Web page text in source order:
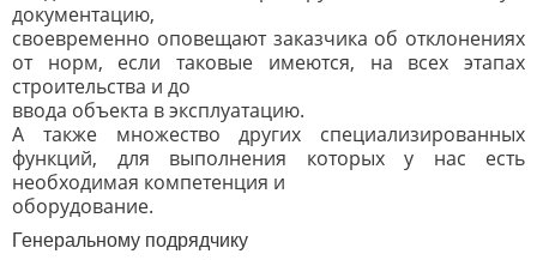
документацию,
своевременно оповещают заказчика об отклонениях
от норм, если таковые имеются, на всех этапах
строительства и до
ввода объекта в эксплуатацию.
А также множество других специализированных
функций, для выполнения которых у нас есть
необходимая компетенция и
оборудование.
Генеральному подрядчику